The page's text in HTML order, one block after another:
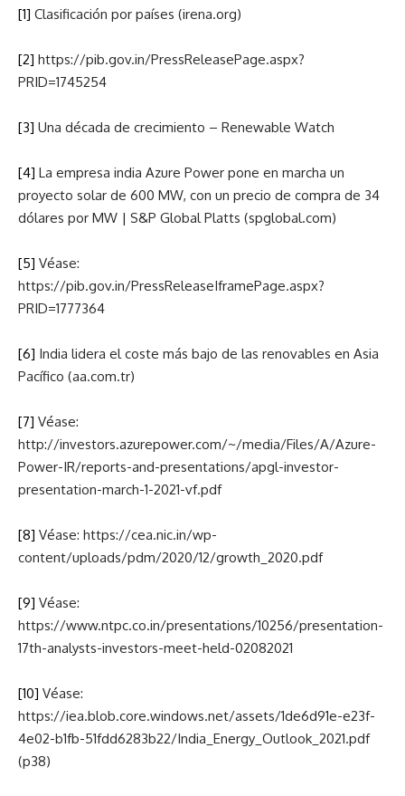
[1] Clasificación por países (irena.org)
[2] https://pib.gov.in/PressReleasePage.aspx?
PRID=1745254
[3] Una década de crecimiento – Renewable Watch
[4] La empresa india Azure Power pone en marcha un
proyecto solar de 600 MW, con un precio de compra de 34
dólares por MW | S&P Global Platts (spglobal.com)
[5] Véase:
https://pib.gov.in/PressReleaseIframePage.aspx?
PRID=1777364
[6] India lidera el coste más bajo de las renovables en Asia
Pacífico (aa.com.tr)
[7] Véase:
http://investors.azurepower.com/~/media/Files/A/Azure-
Power-IR/reports-and-presentations/apgl-investor-
presentation-march-1-2021-vf.pdf
[8] Véase: https://cea.nic.in/wp-
content/uploads/pdm/2020/12/growth_2020.pdf
[9] Véase:
https://www.ntpc.co.in/presentations/10256/presentation-
17th-analysts-investors-meet-held-02082021
[10] Véase:
https://iea.blob.core.windows.net/assets/1de6d91e-e23f-
4e02-b1fb-51fdd6283b22/India_Energy_Outlook_2021.pdf
(p38)